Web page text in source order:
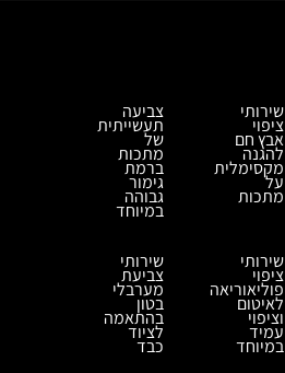
שירותי
ציפוי
אבץ חם
להגנה
מקסימלית
על
מתכות
צביעה
תעשייתית
של
מתכות
ברמת
גימור
גבוהה
במיוחד
שירותי
ציפוי
פוליאוריאה
לאיטום
וציפוי
עמיד
במיוחד
שירותי
צביעת
מערבלי
בטון
בהתאמה
לציוד
כבד